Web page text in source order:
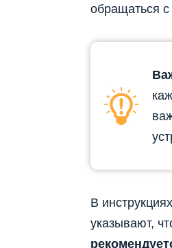
обращаться
В
указывают,